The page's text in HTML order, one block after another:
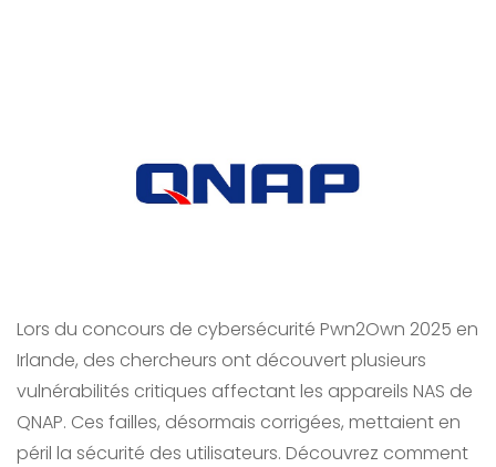
Lors du concours de cybersécurité Pwn2Own 2025 en
Irlande, des chercheurs ont découvert plusieurs
vulnérabilités critiques affectant les appareils NAS de
QNAP. Ces failles, désormais corrigées, mettaient en
péril la sécurité des utilisateurs. Découvrez comment